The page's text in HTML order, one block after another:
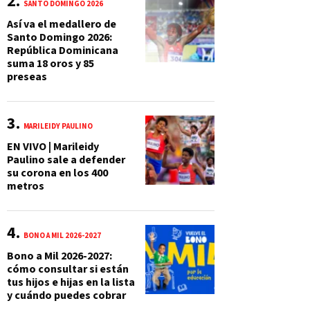
SANTO DOMINGO 2026
Así va el medallero de
Santo Domingo 2026:
República Dominicana
suma 18 oros y 85
preseas
MARILEIDY PAULINO
EN VIVO | Marileidy
Paulino sale a defender
su corona en los 400
metros
BONO A MIL 2026-2027
Bono a Mil 2026-2027:
cómo consultar si están
tus hijos e hijas en la lista
y cuándo puedes cobrar